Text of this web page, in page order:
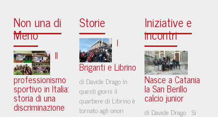
Non una di
Meno
Il
professionismo
sportivo in Italia:
storia di una
discriminazione
Storie
I
Briganti e Librino
di Davide Drago In
questi giorni il
quartiere di Librino è
tornato agli onori
Iniziative e
incontri
Nasce a Catania
la San Berillo
calcio junior
di Davide Drago Si